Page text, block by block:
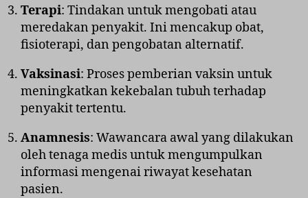
Terapi: Tindakan untuk mengobati atau
meredakan penyakit. Ini mencakup obat,
fisioterapi, dan pengobatan alternatif.
Vaksinasi: Proses pemberian vaksin untuk
meningkatkan kekebalan tubuh terhadap
penyakit tertentu.
Anamnesis: Wawancara awal yang dilakukan
oleh tenaga medis untuk mengumpulkan
informasi mengenai riwayat kesehatan
pasien.